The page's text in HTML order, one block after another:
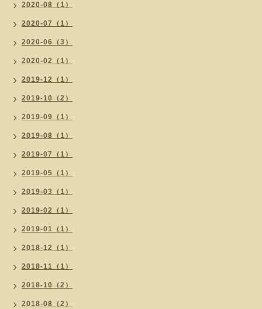
2020-08（1）
2020-07（1）
2020-06（3）
2020-02（1）
2019-12（1）
2019-10（2）
2019-09（1）
2019-08（1）
2019-07（1）
2019-05（1）
2019-03（1）
2019-02（1）
2019-01（1）
2018-12（1）
2018-11（1）
2018-10（2）
2018-08（2）